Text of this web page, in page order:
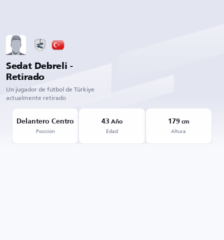
Sedat Debreli -
Retirado
Un jugador de fútbol de Türkiye
actualmente retirado
Delantero Centro
Posición
43 Año
Edad
179cm
Altura